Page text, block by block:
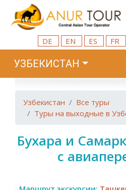
DE EN ES FR
УЗБЕКИСТАН
Узбекистан
Все туры
Туры на выходные в
Бухара и
с